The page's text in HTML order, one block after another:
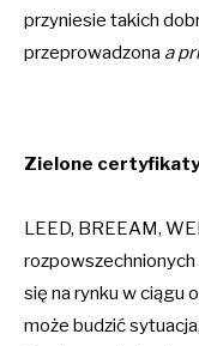
przyniesie takich
przeprowadzona a
Zielone certyfikaty
LEED, BREEAM,
się na rynku w ciągu
może budzić